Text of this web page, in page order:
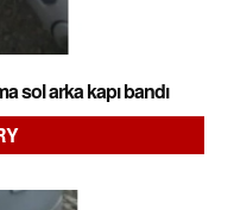
sol arka kapı bandı